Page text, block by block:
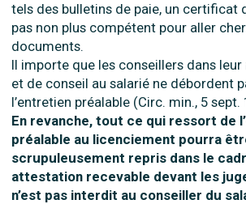
tels des bulletins de paie, un certificat
pas non plus compétent pour aller
documents.
Il importe que les conseillers dans leur
et de conseil au salarié ne débordent
l’entretien préalable (Circ. min., 5 sept.
En revanche, tout ce qui ressort de
préalable au licenciement pourra
scrupuleusement repris dans le
attestation recevable devant les
n’est pas interdit au conseiller du